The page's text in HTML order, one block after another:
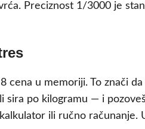
Preciznost 1/3000 je
u memoriji. To znači
po kilogramu — i
ili ručno